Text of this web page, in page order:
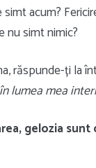
acum?
nu simt nimic?
răspunde-ți la
lumea mea
gelozia